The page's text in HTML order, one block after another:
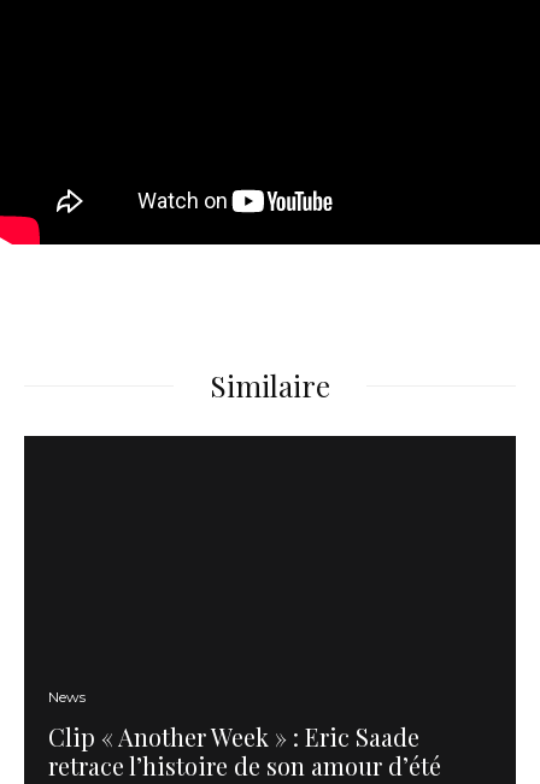
Similaire
News
Clip « Another Week » : Eric Saade
retrace l’histoire de son amour d’été